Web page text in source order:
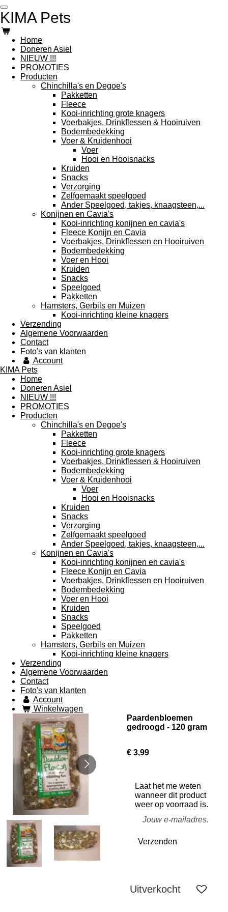
Ga
direct
naar
de
hoofdinhoud
KIMA Pets
Home
Doneren Asiel
NIEUW !!!
PROMOTIES
Producten
Chinchilla's en Degoe's
Pakketten
Fleece
Kooi-inrichting grote knagers
Voerbakjes, Drinkflessen & Hooiruiven
Bodembedekking
Voer & Kruidenhooi
Voer
Hooi en Hooisnacks
Kruiden
Snacks
Verzorging
Zelfgemaakt speelgoed
Ander Speelgoed, takjes, knaagsteen,...
Konijnen en Cavia's
Kooi-inrichting konijnen en cavia's
Fleece Konijn en Cavia
Voerbakjes, Drinkflessen en Hooiruiven
Bodembedekking
Voer en Hooi
Kruiden
Snacks
Speelgoed
Pakketten
Hamsters, Gerbils en Muizen
Kooi-inrichting kleine knagers
Verzending
Algemene Voorwaarden
Contact
Foto's van klanten
Account
KIMA Pets
Home
Doneren Asiel
NIEUW !!!
PROMOTIES
Producten
Chinchilla's en Degoe's
Pakketten
Fleece
Kooi-inrichting grote knagers
Voerbakjes, Drinkflessen & Hooiruiven
Bodembedekking
Voer & Kruidenhooi
Voer
Hooi en Hooisnacks
Kruiden
Snacks
Verzorging
Zelfgemaakt speelgoed
Ander Speelgoed, takjes, knaagsteen,...
Konijnen en Cavia's
Kooi-inrichting konijnen en cavia's
Fleece Konijn en Cavia
Voerbakjes, Drinkflessen en Hooiruiven
Bodembedekking
Voer en Hooi
Kruiden
Snacks
Speelgoed
Pakketten
Hamsters, Gerbils en Muizen
Kooi-inrichting kleine knagers
Verzending
Algemene Voorwaarden
Contact
Foto's van klanten
Account
Winkelwagen
Paardenbloemen
gedroogd - 120 gram
€ 3,99
Laat het me weten
wanneer dit product
weer op voorraad is.
Verzenden
Uitverkocht